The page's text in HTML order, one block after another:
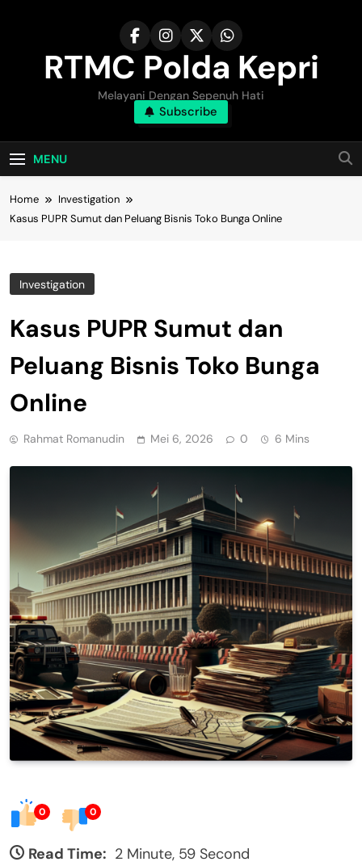
RTMC Polda Kepri
Melayani Dengan Sepenuh Hati
Subscribe
MENU
Home
Investigation
Kasus PUPR Sumut dan Peluang Bisnis Toko Bunga Online
Investigation
Kasus PUPR Sumut dan
Peluang Bisnis Toko Bunga
Online
Rahmat Romanudin Mei 6, 2026 0 6 Mins
0 0
Read Time: 2 Minute, 59 Second